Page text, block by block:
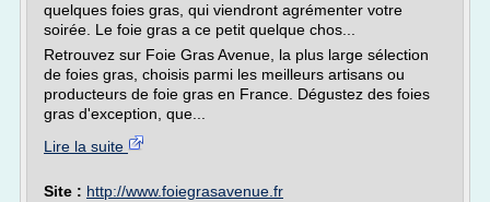
quelques foies gras, qui viendront agrémenter votre
soirée. Le foie gras a ce petit quelque chos...
Retrouvez sur Foie Gras Avenue, la plus large sélection
de foies gras, choisis parmi les meilleurs artisans ou
producteurs de foie gras en France. Dégustez des foies
gras d'exception, que...
Lire la suite
Site : http://www.foiegrasavenue.fr